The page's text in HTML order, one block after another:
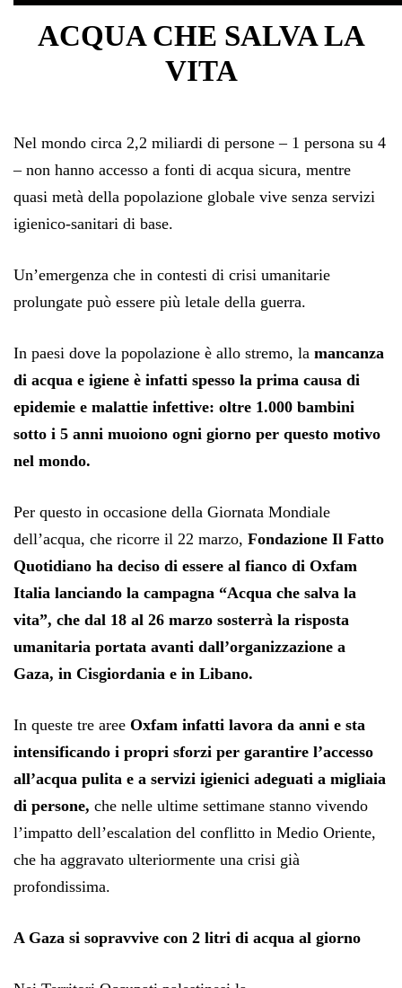
ACQUA CHE SALVA LA
VITA
Nel mondo circa 2,2 miliardi di persone – 1 persona su 4
– non hanno accesso a fonti di acqua sicura, mentre
quasi metà della popolazione globale vive senza servizi
igienico-sanitari di base.
Un’emergenza che in contesti di crisi umanitarie
prolungate può essere più letale della guerra.
In paesi dove la popolazione è allo stremo, la mancanza
di acqua e igiene è infatti spesso la prima causa di
epidemie e malattie infettive: oltre 1.000 bambini
sotto i 5 anni muoiono ogni giorno per questo motivo
nel mondo.
Per questo in occasione della Giornata Mondiale
dell’acqua, che ricorre il 22 marzo, Fondazione Il Fatto
Quotidiano ha deciso di essere al fianco di Oxfam
Italia lanciando la campagna “Acqua che salva la
vita”, che dal 18 al 26 marzo sosterrà la risposta
umanitaria portata avanti dall’organizzazione a
Gaza, in Cisgiordania e in Libano.
In queste tre aree Oxfam infatti lavora da anni e sta
intensificando i propri sforzi per garantire l’accesso
all’acqua pulita e a servizi igienici adeguati a migliaia
di persone, che nelle ultime settimane stanno vivendo
l’impatto dell’escalation del conflitto in Medio Oriente,
che ha aggravato ulteriormente una crisi già
profondissima.
A Gaza si sopravvive con 2 litri di acqua al giorno